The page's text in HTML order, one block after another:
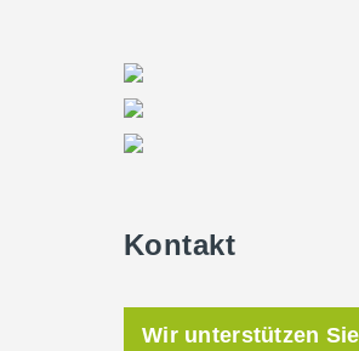
Kontakt
Wir unterstützen